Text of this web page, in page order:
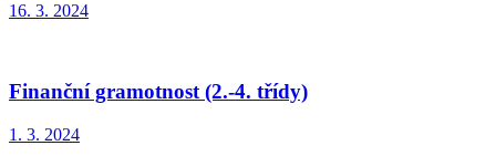
16. 3. 2024
Finanční gramotnost (2.-4. třídy)
1. 3. 2024